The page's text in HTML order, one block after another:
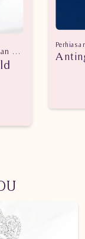
Perhiasan Berlian / Liontin Berlian Wanita